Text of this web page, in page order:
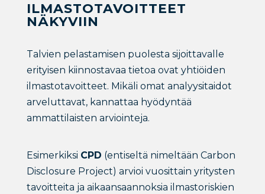
ILMASTOTAVOITTEET
NÄKYVIIN
Talvien pelastamisen puolesta sijoittavalle
erityisen kiinnostavaa tietoa ovat yhtiöiden
ilmastotavoitteet. Mikäli omat analyysitaidot
arveluttavat, kannattaa hyödyntää
ammattilaisten arviointeja.
Esimerkiksi CPD (entiseltä nimeltään Carbon
Disclosure Project) arvioi vuosittain yritysten
tavoitteita ja aikaansaannoksia ilmastoriskien